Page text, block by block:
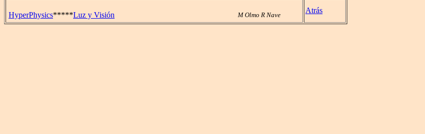
HyperPhysics*****Luz y Visión M Olmo R Nave
Atrás